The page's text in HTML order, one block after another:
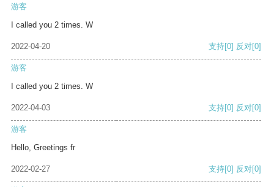
游客
I called you 2 times. W
2022-04-20 支持[0] 反对[0]
游客
I called you 2 times. W
2022-04-03 支持[0] 反对[0]
游客
Hello, Greetings fr
2022-02-27 支持[0] 反对[0]